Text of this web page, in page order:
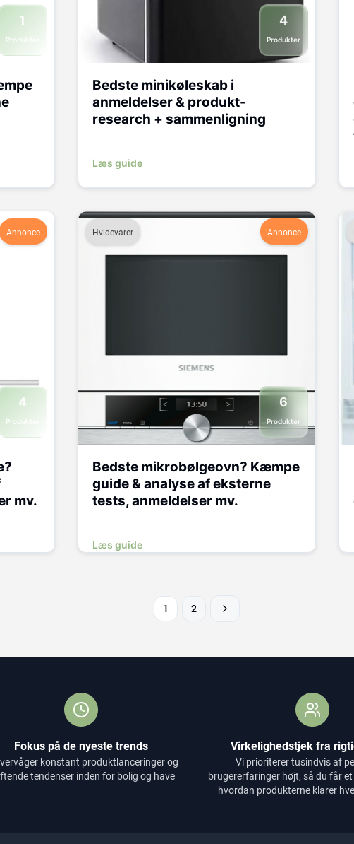
1
Produkter
4
Produkter
Bedste minikøleskab i
anmeldelser & produkt-
research + sammenligning
Læs guide
Annonce
4
Produkter
mv.
Hvidevarer Annonce
6
Produkter
Bedste mikrobølgeovn? Kæmpe
guide & analyse af eksterne
tests, anmeldelser mv.
Læs guide
1 2
Fokus på de nyeste trends
konstant produktlanceringer og
tendenser inden for bolig og have
Virkelighedstjek fra
Vi prioriterer tusindvis af
brugererfaringer højt, så du får
hvordan produkterne klarer